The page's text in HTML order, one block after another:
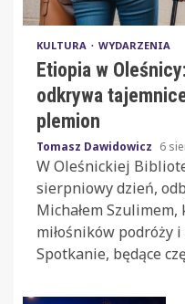
KULTURA WYDARZENIA
Etiopia w
odkrywa
plemion
Tomasz Dawidowicz 6
W Oleśnickiej
sierpniowy dzień,
Michałem Szulimem,
miłośników podróży
Spotkanie, będące